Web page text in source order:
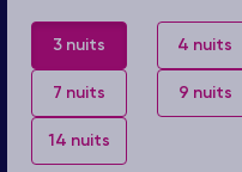
3 nuits 4 nuits
7 nuits 9 nuits
14 nuits